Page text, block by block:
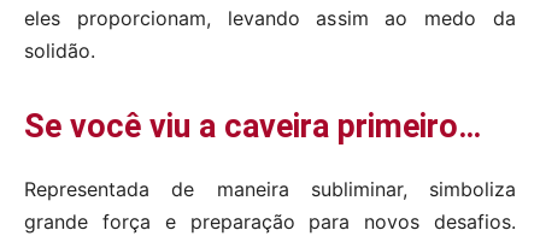
eles proporcionam, levando assim ao medo da
solidão.
Se você viu a caveira primeiro…
Representada de maneira subliminar, simboliza
grande força e preparação para novos desafios.